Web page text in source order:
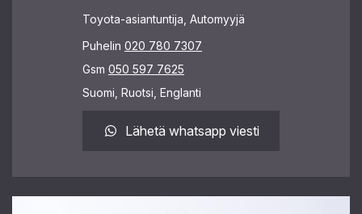
Toyota-asiantuntija, Automyyjä
Puhelin 020 780 7307
Gsm 050 597 7625
Suomi, Ruotsi, Englanti
Lähetä whatsapp viesti